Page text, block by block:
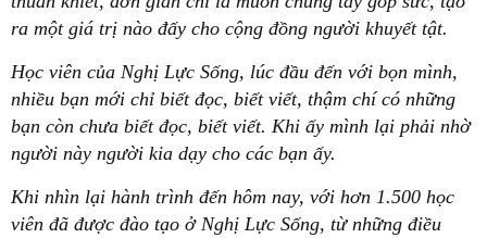
ra một giá trị nào đấy cho cộng đồng người khuyết tật.
Học viên của Nghị Lực Sống, lúc đầu đến với bọn mình,
nhiều bạn mới chỉ biết đọc, biết viết, thậm chí có những
bạn còn chưa biết đọc, biết viết. Khi ấy mình lại phải nhờ
người này người kia dạy cho các bạn ấy.
Khi nhìn lại hành trình đến hôm nay, với hơn 1.500 học
viên đã được đào tạo ở Nghị Lực Sống, từ những điều